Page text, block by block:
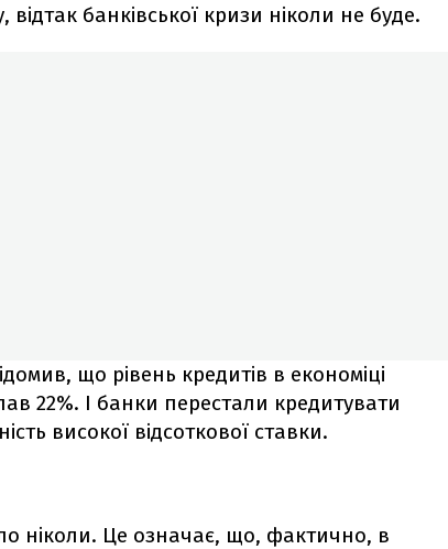
відтак банківської кризи ніколи не буде.
що рівень кредитів в економіці
22%. І банки перестали кредитувати
високої відсоткової ставки.
ніколи. Це означає, що, фактично, в